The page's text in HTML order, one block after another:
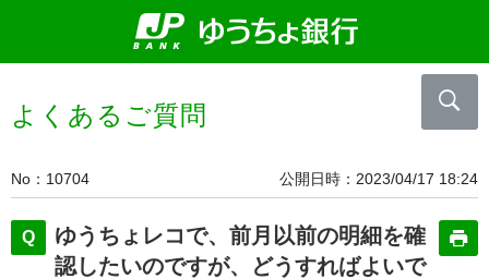
よくあるご質問
No 10704 公開日時 2023/04/17 18:24
ゆうちょレコで、前月以前の明細を確
認したいのですが、どうすればよいで